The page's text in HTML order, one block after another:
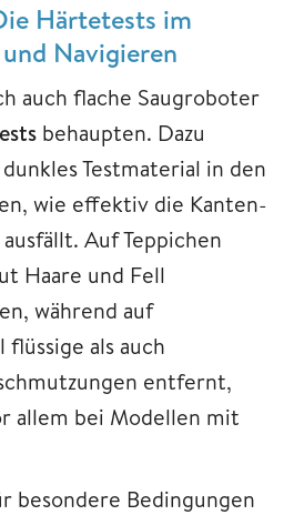
Härtetests im
Navigieren
auch flache Saugroboter
behaupten. Dazu
Testmaterial in den
wie effektiv die Kanten-
Auf Teppichen
Haare und Fell
während auf
flüssige als auch
entfernt,
allem bei Modellen mit
besondere Bedingungen